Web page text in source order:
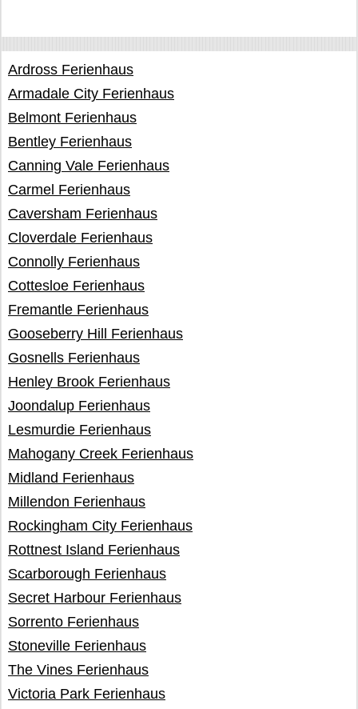
Ardross Ferienhaus
Armadale City Ferienhaus
Belmont Ferienhaus
Bentley Ferienhaus
Canning Vale Ferienhaus
Carmel Ferienhaus
Caversham Ferienhaus
Cloverdale Ferienhaus
Connolly Ferienhaus
Cottesloe Ferienhaus
Fremantle Ferienhaus
Gooseberry Hill Ferienhaus
Gosnells Ferienhaus
Henley Brook Ferienhaus
Joondalup Ferienhaus
Lesmurdie Ferienhaus
Mahogany Creek Ferienhaus
Midland Ferienhaus
Millendon Ferienhaus
Rockingham City Ferienhaus
Rottnest Island Ferienhaus
Scarborough Ferienhaus
Secret Harbour Ferienhaus
Sorrento Ferienhaus
Stoneville Ferienhaus
The Vines Ferienhaus
Victoria Park Ferienhaus